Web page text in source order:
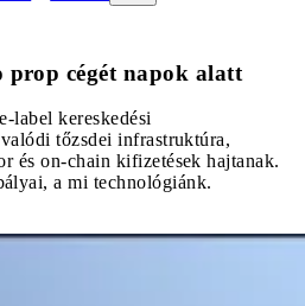
cégét napok alatt
label kereskedési
tőzsdei infrastruktúra,
és on-chain kifizetések hajtanak.
a mi technológiánk.